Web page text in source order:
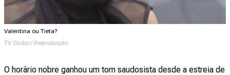
Valentina ou Tieta?
TV Globo / Reprodução
O horário nobre ganhou um tom saudosista desde a estreia de